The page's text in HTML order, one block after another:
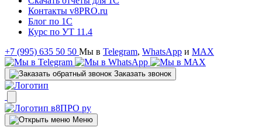
Контакты v8PRO.ru
Блог по 1С
Курс по УТ 11.4
+7 (995) 635 50 50 Мы в Telegram, WhatsApp и MAX
Заказать звонок
Меню